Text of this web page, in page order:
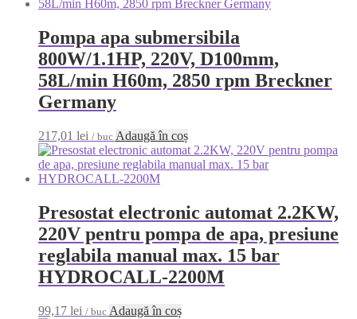
Pompa apa submersibila
800W/1.1HP, 220V, D100mm,
58L/min H60m, 2850 rpm Breckner
Germany
217,01 lei / buc Adaugă în coș
Presostat electronic automat 2.2KW,
220V pentru pompa de apa, presiune
reglabila manual max. 15 bar
HYDROCALL-2200M
99,17 lei / buc Adaugă în coș